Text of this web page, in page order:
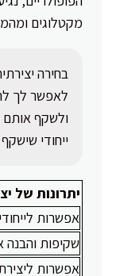
מקטלוגים
בחירה
לאפשר לך
ולשקף
ייחודי
יתרונות של
אפשרות
שקיפות והבנה
אפשרות